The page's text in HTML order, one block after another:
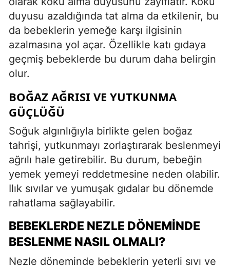
duyusu azaldığında tat alma da etkilenir, bu
da bebeklerin yemeğe karşı ilgisinin
azalmasına yol açar. Özellikle katı gıdaya
geçmiş bebeklerde bu durum daha belirgin
olur.
BOĞAZ AĞRISI VE YUTKUNMA
GÜÇLÜĞÜ
Soğuk algınlığıyla birlikte gelen boğaz
tahrişi, yutkunmayı zorlaştırarak beslenmeyi
ağrılı hale getirebilir. Bu durum, bebeğin
yemek yemeyi reddetmesine neden olabilir.
Ilık sıvılar ve yumuşak gıdalar bu dönemde
rahatlama sağlayabilir.
BEBEKLERDE NEZLE DÖNEMINDE
BESLENME NASIL OLMALI?
Nezle döneminde bebeklerin yeterli sıvı ve